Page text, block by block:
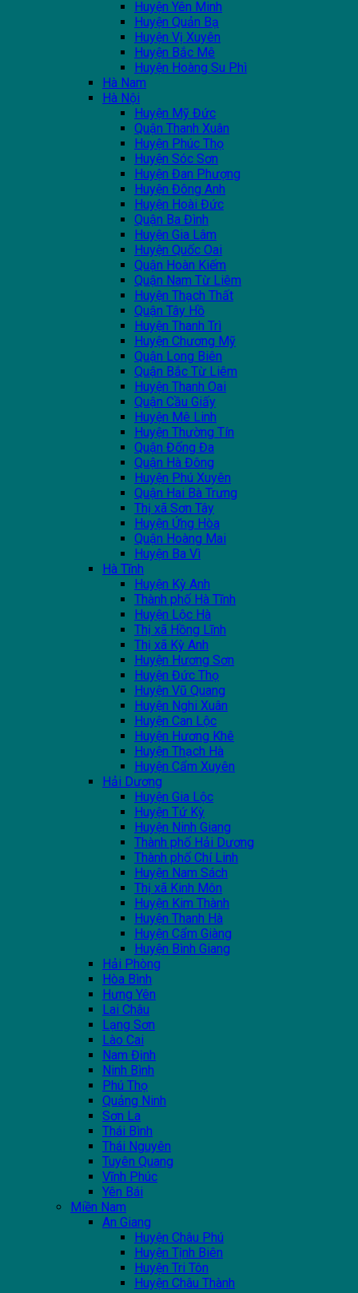
Huyện Yên Minh
Huyện Quản Bạ
Huyện Vị Xuyên
Huyện Bắc Mê
Huyện Hoàng Su Phì
Hà Nam
Hà Nội
Huyện Mỹ Đức
Quận Thanh Xuân
Huyện Phúc Thọ
Huyện Sóc Sơn
Huyện Đan Phượng
Huyện Đông Anh
Huyện Hoài Đức
Quận Ba Đình
Huyện Gia Lâm
Huyện Quốc Oai
Quận Hoàn Kiếm
Quận Nam Từ Liêm
Huyện Thạch Thất
Quận Tây Hồ
Huyện Thanh Trì
Huyện Chương Mỹ
Quận Long Biên
Quận Bắc Từ Liêm
Huyện Thanh Oai
Quận Cầu Giấy
Huyện Mê Linh
Huyện Thường Tín
Quận Đống Đa
Quận Hà Đông
Huyện Phú Xuyên
Quận Hai Bà Trưng
Thị xã Sơn Tây
Huyện Ứng Hòa
Quận Hoàng Mai
Huyện Ba Vì
Hà Tĩnh
Huyện Kỳ Anh
Thành phố Hà Tĩnh
Huyện Lộc Hà
Thị xã Hồng Lĩnh
Thị xã Kỳ Anh
Huyện Hương Sơn
Huyện Đức Thọ
Huyện Vũ Quang
Huyện Nghi Xuân
Huyện Can Lộc
Huyện Hương Khê
Huyện Thạch Hà
Huyện Cẩm Xuyên
Hải Dương
Huyện Gia Lộc
Huyện Tứ Kỳ
Huyện Ninh Giang
Thành phố Hải Dương
Thành phố Chí Linh
Huyện Nam Sách
Thị xã Kinh Môn
Huyện Kim Thành
Huyện Thanh Hà
Huyện Cẩm Giàng
Huyện Bình Giang
Hải Phòng
Hòa Bình
Hưng Yên
Lai Châu
Lạng Sơn
Lào Cai
Nam Định
Ninh Bình
Phú Thọ
Quảng Ninh
Sơn La
Thái Bình
Thái Nguyên
Tuyên Quang
Vĩnh Phúc
Yên Bái
Miền Nam
An Giang
Huyện Châu Phú
Huyện Tịnh Biên
Huyện Tri Tôn
Huyện Châu Thành